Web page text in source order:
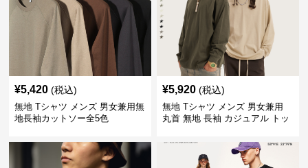
¥5,420 (税込)
無地 Tシャツ メンズ 男女兼用無
地長袖カットソー全5色
¥5,920 (税込)
無地 Tシャツ メンズ 男女兼用
丸首 無地 長袖 カジュアル トッ